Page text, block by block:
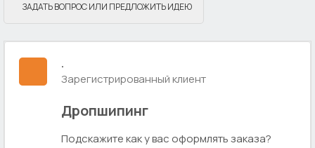
ЗАДАТЬ ВОПРОС ИЛИ ПРЕДЛОЖИТЬ ИДЕЮ
.
Зарегистрированный клиент
Дропшипинг
Подскажите как у вас оформлять заказа?